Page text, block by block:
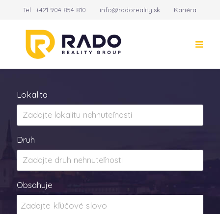
Tel.:+421 904 854 810 info@radoreality.sk Kariéra
Lokalita
Druh
Obsahuje